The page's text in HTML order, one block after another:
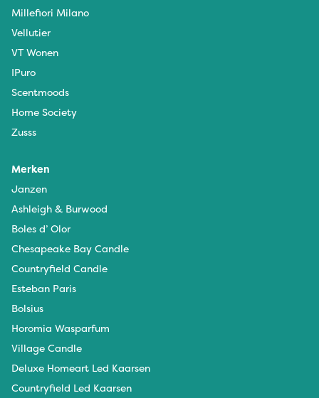
Millefiori Milano
Vellutier
VT Wonen
IPuro
Scentmoods
Home Society
Zusss
Merken
Janzen
Ashleigh & Burwood
Boles d’ Olor
Chesapeake Bay Candle
Countryfield Candle
Esteban Paris
Bolsius
Horomia Wasparfum
Village Candle
Deluxe Homeart Led Kaarsen
Countryfield Led Kaarsen